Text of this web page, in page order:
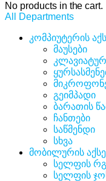
No products in the cart.
All Departments
კომპიუტერის
მაუსები
გეიმპადი
ბარათის
ჩანთები
საწმენდი
სხვა
მობილურის
სელფის
სელფის